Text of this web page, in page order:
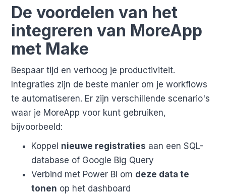
De voordelen van het
integreren van MoreApp
met Make
Bespaar tijd en verhoog je productiviteit.
Integraties zijn de beste manier om je workflows
te automatiseren. Er zijn verschillende scenario's
waar je MoreApp voor kunt gebruiken,
bijvoorbeeld:
Koppel nieuwe registraties aan een SQL-
database of Google Big Query
Verbind met Power BI om deze data te
tonen op het dashboard